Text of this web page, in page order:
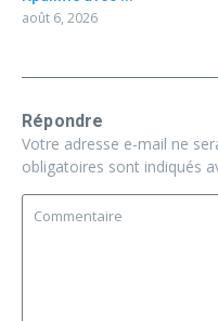
août 6, 2026
Répondre
Votre adresse e-mail ne
obligatoires sont indiqués